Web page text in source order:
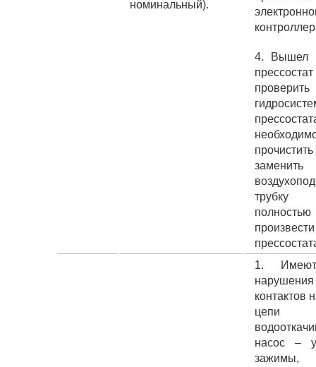
номинальный).
4. Вышел
проверить
заменить
полностью
1.
нарушения
контактов
цепи
насос –
зажимы,